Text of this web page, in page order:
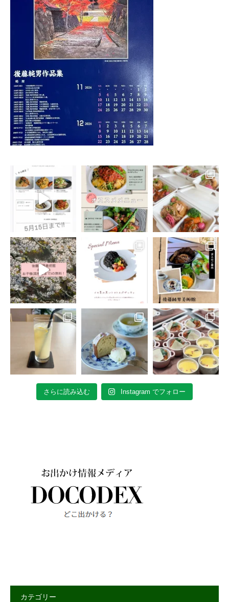
さらに読み込む Instagram でフォロー
カテゴリー